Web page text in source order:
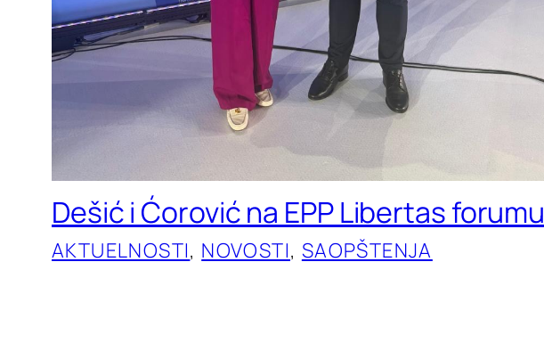
Dešić i Ćorović na EPP Libertas forumu
AKTUELNOSTI, NOVOSTI, SAOPŠTENJA